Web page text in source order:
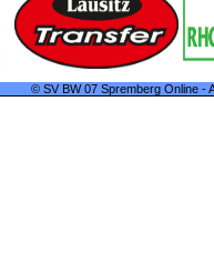
© SV BW 07 Spremberg Online -